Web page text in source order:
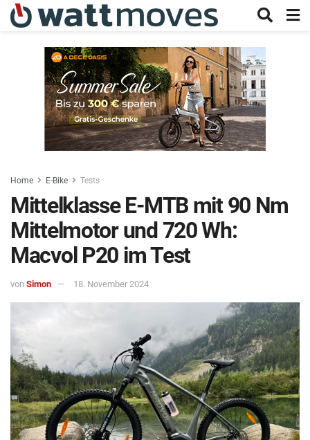
Home E-Bike Tests
Mittelklasse E-MTB mit 90 Nm
Mittelmotor und 720 Wh:
Macvol P20 im Test
von Simon 18. November 2024